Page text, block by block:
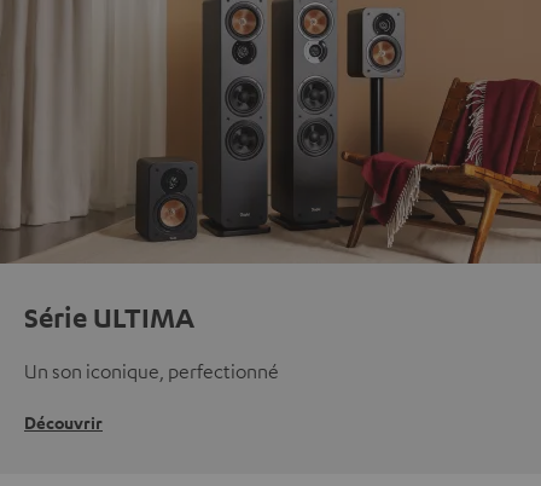
Série ULTIMA
Un son iconique, perfectionné
Découvrir